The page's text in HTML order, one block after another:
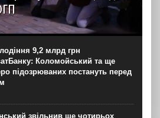
28 липня рідні вцілілих
виступили із шокуючою заявою.
у “бараці 200”, де стався
представник корпусу. Заява...
9,2 млрд грн
Коломойський та ще
підозрюваних постануть перед
звільнив ще чотирьох